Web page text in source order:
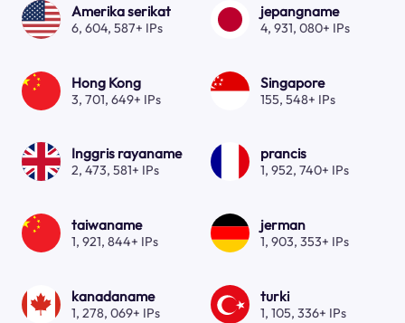
Amerika serikat
6, 604, 587+ IPs
jepangname
4, 931, 080+ IPs
Hong Kong
3, 701, 649+ IPs
Singapore
155, 548+ IPs
Inggris rayaname
2, 473, 581+ IPs
prancis
1, 952, 740+ IPs
taiwaname
1, 921, 844+ IPs
jerman
1, 903, 353+ IPs
kanadaname
1, 278, 069+ IPs
turki
1, 105, 336+ IPs